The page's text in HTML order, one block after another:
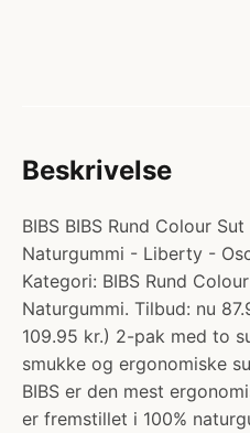
Beskrivelse
BIBS BIBS Rund Colour
Naturgummi - Liberty -
Kategori: BIBS Rund
Naturgummi. Tilbud: nu
109.95 kr.) 2-pak med to
smukke og ergonomiske
BIBS er den mest
er fremstillet i 100%